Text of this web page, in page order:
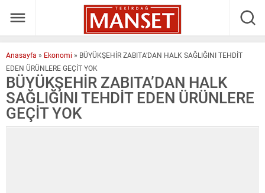
Anasayfa » Ekonomi » BÜYÜKŞEHİR ZABITA’DAN HALK SAĞLIĞINI TEHDİT
EDEN ÜRÜNLERE GEÇİT YOK
BÜYÜKŞEHİR ZABITA’DAN HALK
SAĞLIĞINI TEHDİT EDEN ÜRÜNLERE
GEÇİT YOK